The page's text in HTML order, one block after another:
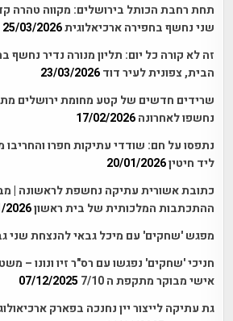
תחת רחבת הכותל בירושלים: מקווה טהרה
שני נחשף בחפירה ארכיאלוגית25/03/2026
זה לא קורה כל יום: תליון מנורה נדיר נחשף
הבית, צפונית לעיר דוד 23/03/2026
שרידים חדשים של קטע מחומת ירושלים
נחשפו לאחרונה 17/02/2026
נתפסו על חם: שודדי עתיקות חפרו
ליד חיטין20/01/2026
כתובת אשורית עתיקה נחשפת לראשונה |
ההתכתבות המלכותית של בית ראשון2026
מפגש 'שחקים' עם מיכל גבאי להנצחת שני
חניכי 'שחקים' נפגשו עם רס"ר זיו ונונו –
אישי מבוקר מתקפת ה 7/10
07/12/2025
גת עתיקה לייצור יין נחנכה בפארק